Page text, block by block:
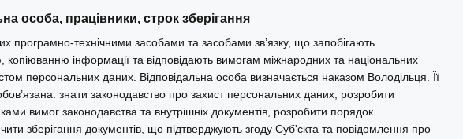
особа, працівники, строк зберігання
технічними засобами та засобами зв’язку, що запобігають
інформації та відповідають вимогам міжнародних та національних
персональних даних. Відповідальна особа визначається наказом Володільця. Її
знати законодавство про захист персональних даних, розробити
вимог законодавства та внутрішніх документів, розробити порядок
зберігання документів, що підтверджують згоду Суб'єкта та повідомлення про